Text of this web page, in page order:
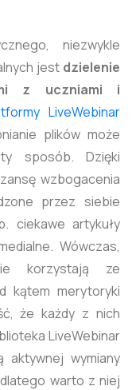
niezwykle
jest dzielenie
z uczniami i
LiveWebinar
plików może
sposób. Dzięki
wzbogacenia
przez siebie
ciekawe artykuły
Wówczas,
korzystają ze
kątem merytoryki
że każdy z nich
LiveWebinar
wymiany
warto z niej